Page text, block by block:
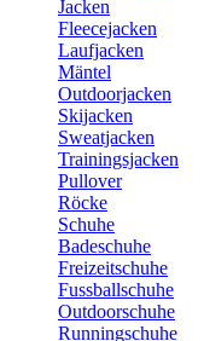
Jacken
Fleecejacken
Laufjacken
Mäntel
Outdoorjacken
Skijacken
Sweatjacken
Trainingsjacken
Pullover
Röcke
Schuhe
Badeschuhe
Freizeitschuhe
Fussballschuhe
Outdoorschuhe
Runningschuhe